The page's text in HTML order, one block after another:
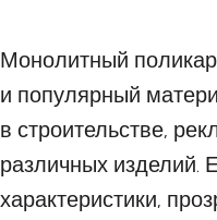
Монолитный
и популярный
в строительстве,
различных изделий.
характеристики,